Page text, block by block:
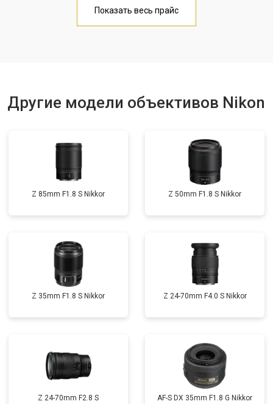
Показать весь прайс
Другие модели объективов Nikon
Z 85mm F1.8 S Nikkor Z 50mm F1.8 S Nikkor
Z 35mm F1.8 S Nikkor Z 24-70mm F4.0 S Nikkor
Z 24-70mm F2.8 S AF-S DX 35mm F1.8 G Nikkor